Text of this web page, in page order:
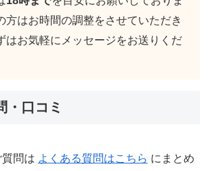
方はお時間の調整をさせていただき
はお気軽にメッセージをお送りくだ
・口コミ
問は よくある質問はこちら にまとめ